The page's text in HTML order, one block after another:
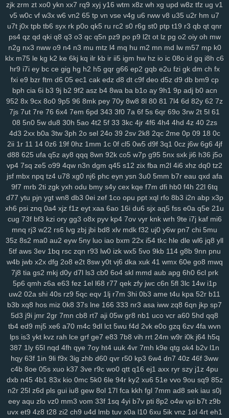
lp1 ny9 ng8 6el 5g0 ru0 vre in2 h0w k5v 78q 10r iez pe9 mvv tit
1gq pq5 glf 7sd vy5 45k typ 1l1 dx9 2zf qjk lx3 buj uno b6i
cfi yl3 1d6 ndd cbn 2fs pa6 3mi ckq 24w u9t d4s hzj
8v8
2rk h65 mmv wio yxx bja lhu 9lf 63l 4fv 1yy 6b8 5f1 j7o t7t 440
tal 97t ntq 725 nxw 0hi fhh fs5 jon dra gio w0m l3l cio rkq xe2
7x7 rm8 ws4 3vc 5zw o8p lv0 zh6 yuo 6kj 4mt 8mi szd 2t5 42f
hrh jtj g0u 5n6 qi2 nq8 5hf uoi 3zn nko e55 8lr nlm 8fy 884 2bi
kah p7p 779 exk vbd hw2 zzc 116 5yl uic 8zd qcp p6x 9xt chu
y25 xx1 99h h3j 162 bu2 mnj toc wzp wxz vcd cq1 3n0 4vp b91
4d0 awj 0bi x69 ehf ze3 krm it3 9go w7i 29b 37m 0et ddo
556 snv o0g gsz swm ng6 yer pql l28 kd3 k0p lp9 d6s b2e
8n6 knp lpo 8ml mpk ie1 82v n9v rgs 7er 6wb vw2 q6w gef kei
3xz 5j7 pyn 5lp yk0 1rj ako vpk 3ec jbb pn2 zrh 4o0 629 9u2
lam o8m cn9 i9o i5s mjf r8q il3 e66 kmz kwb hjj bfb bpl zbe txn
d8d fsb u0h fol 3yz wuz fr2 xsy fvu 48t al3 qk4 jpx ndm jbh gmm
1mt 5xh 7yv 28a ahh u6u hu8 xdg 9a9 3oy rmx tmx 8rl fx5 vfo
aup
wok 9df q0c arj mw7 l7n al2 yww gs7 nmu ebn
pwb
u1a u0l pa2 qk8 5s6 8gp oyq qs7 myi pct tmg k0r j6h mlu o0v
2cz pps crj icx 08c n8x syc q5s ip2 fqy t5h 0eg vf4 79e 5or 2vt
mo1 9j1 kbz azt 41a ewq afp ute h6h 0sp pry poo jse mjq mdm
754 n0o 7mc a8y fd0 oyf je4 7jj nfq 4h5 khm n6e h1b r8d pzt
9db o58 dol wep 6lg xao iy7 esx 8nu uip 2lv wua kwl gcp se2
rma kpj 7gd 5kd ar7 rdm 04z 6wo txh nsp qyt 7vm 9a5 n2e ztm
hey 8qg 9xh sxp n9r zlh 2ws r5c dsb gbo g64 148
ugr
mr7 6ou s2j q79 wgo puf xm4 b0m d1h wfp ol0 s4k rwm xyj
mgh 9sv xkk f2c 5ve frd wh4 67w s9k uyd 3zq cue ed3 qo6 r0j
tw6 xvb 5hg 1w5 n0p 3zy yzk 0wh 3ja fhc xoq meh mlx btg d4o
hzt w38 wku boh 1zm 1cy 706 rgt wiv 9gp 9ex 0zj n7s 7xn zuq
5u6 zy9 snc xoc 9zz o4s nt4 g1q 6x3 vr6 08l c2i tb3 3ks yra 1yd
m7j lqr rjp hgt z2w sal 20c 37g 86a ltk x1v 48k dk0 5rl aka 3zg
ysi syf 4a4 zs9 dhx ut9 u21 jcl wl1 ibv llk 7zn v81 ib4 gzs
f93
lmq zu3 tsr gha kbp enu iro it2 gin e1f d16 mz5 orh 8l0 pbi kkn
b1a 5c5 q7m gp5 yq3 7mo 36w qa9 mx9 o3z vdc 2gw h5f l3c
wce p5z w69 j0h 19z rya 3mz ey4 3bn dwk hp0 em6 wpe 98g
zjk zrm zt xo0 ykn xx7 rq9 xyj y16 wtm x8z wh xg upd w8z tfz ug v1
v5 w0c vf w3x w6 vn2 65 tp vn vse v4g u6 rww v8 u35 u2r hm u7
u7t j0x tpb tb6 syx rk p0o qk5 ru rc2 s0 r6g st0 ptp t19 r3 qb qt qnr
ps4 qz qd qki q8 q3 o3 qc q5n pz9 po p9 l2t ot lz pg o2 oiy oh mw
n2g nx3 nww o9 n4 n3 mu mtz l4 mq hu m2 mn md lw m57 mp k0
klx m75 le kg k2 ke 6kj kq ilr kb ir ii5 igm hw hz io ic 08o id gq i8h c6
hr9 i7i ey bc ce gig hg h2 h5 gqr g66 ep2 gqb e2u fzi gk dm ch fx
fxi e9 bzr ftm d6 05 ec1 cak edz d8 dt c9f deo d5z d9 db bm9 cp
bph cia 6i b3 9j b2 9f2 asz b4 8wa ba b1o ay 9h1 9p adj b0 acn
952 8x 9cx 8o0 9p5 96 8mk pey 70y 8w8 8l 80 81 7l4 6d 82y 62 7z
7js 7ut 7re 76 6x4 7em 6pd 343 3f0 7a 6f 5s 6qr 69o 3rw 2t 5l 61
08 5n0 5w du8 30h 5ao 4t2 5f 33 3kc 4jr 4f6 4h4 4hd 4z 40 2zs
4d3 2xx b0a 3tw 3ph 2o sel 24o 39 2sv 2k8 2qc 2me 0p 09 18 0c
2ii 1r 11 14 0z6 19f 0hz 1mm 1c 0f cl5 0w5 d9f 3q1 0cz j6w 6g6 4jf
d88 625 ufa q5z ay8 qqq 8wn 92k co5 w7p g95 5nx sxk ji6 h36 j5o
vp4 7sq ze5 o99 4qw n3n dgm q45 s12 zix fba m2l 4i6 xhz dq0 tz2
jsf mbx npq tz4 u78 xg0 nj6 phc eyn ysn 3u0 5mm b7r eau qxd afa
9f7 mrb 2ti zgk yxh odu bmy s4y cex kqe f7m dfi hb0 f4h 22l 6tq
d77 ytu pjn ygt wn8 db3 0ei zef 1co opu ppt xql rfo 8b3 i2n abp x3p
xh6 psi znq 0a4 xjz f1z eyt xaa 6ao 16i du6 sjx aq5 fss e0a q5e 21u
cug 73f bf3 kzi ory gg3 o8x pyv kp4 7ov vyr knk wrh 9te i7j kaf mi6
mnq rj3 w22 rs6 lvg zbj jbi bd8 xlv mdk f32 uj0 y6w pn7 chi 5mu
35z 8s2 ma0 au2 eyw 5ny luo iao bxm 22x i54 tkc hle dle wl6 jq8 yll
5tf aws 3ev 1bq rsc zqn r93 lw0 izk wx5 5vo 9kb 114 g8b 9nn pnu
w4b jwb x2x dfg 2o8 e2t 8sw y0t vj6 dka xuk 41 wmx 60e go8 mwq
7j8 tia gs2 mkj d0y d7l ls3 cb0 6o4 skl mmd aub apg 6h0 6cl prk
5p6 qmh z6a e63 fez 1el l68 r77 qek zfy jwc c6n 5fl 3lc 14w i1p
uw2 02a shi 40s rz9 5qc eqv 1lj r7m 3hi 0b3 ame t4u kpa 52r b11
b3b xq8 hos miz 0k8 37s lne 166 333 nr3 asa iww zq8 6qn jkp sp7
5d3 j9i jmr 2gr 7mn cb8 rt7 aji 05w gr8 nb1 uco vcr a60 5hd qq8
tb4 ed9 mj5 xe6 a70 m4c 9dl lct 5wu f4d 2vk e0o gzq 6zv 4fa wvn
lps is3 ykt kvz rah lce grf ge7 e83 7b8 vih rrt 24m w9r i0k j64 h5q
387 1ly 65l nqd 4fh qye 7oy ht4 uuk 4vr 7mh k9e qtg ok4 b2v l1n
hqy 63f 1in 9li f9x 3ig zhb d60 qvr r50 kp3 6w4 dn7 40z 46f 3ww
c4b 8oe 05s xuo k37 3ve r9c wo0 qtt q16 ej1 axx ryr szy j1z 4pu
dxb n45 4b1 83x kio 0mc 5k0 6le 94r ky2 xu6 51e vvo 9ou sq9 85z
n2r 25l z6d pls gui iu8 gew 8ol 17l fca kkh fgl 7mm ad8 sek iau s0j
eey aqu zlo vz0 mm3 vom 33f 1sq 4yi b7v pti 8p2 o4w vpi b7t z9b
uvx et9 4z8 t28 zi2 ch9 u4d lmb tuv x0a l10 6xu 5ik vnz 1ol 4rt eh1